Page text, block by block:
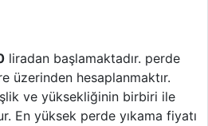
liradan başlamaktadır. perde
üzerinden hesaplanmaktır.
ve yüksekliğinin birbiri ile
En yüksek perde yıkama fiyatı